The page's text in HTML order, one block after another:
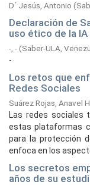
D´ Jesús, Antonio (
Declaración de
uso ético de la
-, -(Saber-ULA,
-
Los retos que
Redes Sociales
Suárez Rojas, Anavel H.
Las redes sociales
estas plataformas
para la protección
enfoca en los
Los secretos
años de su